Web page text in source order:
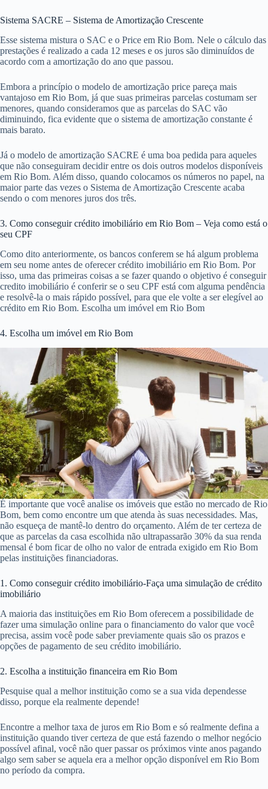
Sistema SACRE – Sistema de Amortização Crescente
Esse sistema mistura o SAC e o Price em Rio Bom. Nele o cálculo das
prestações é realizado a cada 12 meses e os juros são diminuídos de
acordo com a amortização do ano que passou.
Embora a princípio o modelo de amortização price pareça mais
vantajoso em Rio Bom, já que suas primeiras parcelas costumam ser
menores, quando consideramos que as parcelas do SAC vão
diminuindo, fica evidente que o sistema de amortização constante é
mais barato.
Já o modelo de amortização SACRE é uma boa pedida para aqueles
que não conseguiram decidir entre os dois outros modelos disponíveis
em Rio Bom. Além disso, quando colocamos os números no papel, na
maior parte das vezes o Sistema de Amortização Crescente acaba
sendo o com menores juros dos três.
3. Como conseguir crédito imobiliário em Rio Bom – Veja como está o
seu CPF
Como dito anteriormente, os bancos conferem se há algum problema
em seu nome antes de oferecer crédito imobiliário em Rio Bom. Por
isso, uma das primeiras coisas a se fazer quando o objetivo é conseguir
credito imobiliário é conferir se o seu CPF está com alguma pendência
e resolvê-la o mais rápido possível, para que ele volte a ser elegível ao
crédito em Rio Bom. Escolha um imóvel em Rio Bom
4. Escolha um imóvel em Rio Bom
É importante que você analise os imóveis que estão no mercado de Rio
Bom, bem como encontre um que atenda às suas necessidades. Mas,
não esqueça de mantê-lo dentro do orçamento. Além de ter certeza de
que as parcelas da casa escolhida não ultrapassarão 30% da sua renda
mensal é bom ficar de olho no valor de entrada exigido em Rio Bom
pelas instituições financiadoras.
1. Como conseguir crédito imobiliário-Faça uma simulação de crédito
imobiliário
A maioria das instituições em Rio Bom oferecem a possibilidade de
fazer uma simulação online para o financiamento do valor que você
precisa, assim você pode saber previamente quais são os prazos e
opções de pagamento de seu crédito imobiliário.
2. Escolha a instituição financeira em Rio Bom
Pesquise qual a melhor instituição como se a sua vida dependesse
disso, porque ela realmente depende!
Encontre a melhor taxa de juros em Rio Bom e só realmente defina a
instituição quando tiver certeza de que está fazendo o melhor negócio
possível afinal, você não quer passar os próximos vinte anos pagando
algo sem saber se aquela era a melhor opção disponível em Rio Bom
no período da compra.